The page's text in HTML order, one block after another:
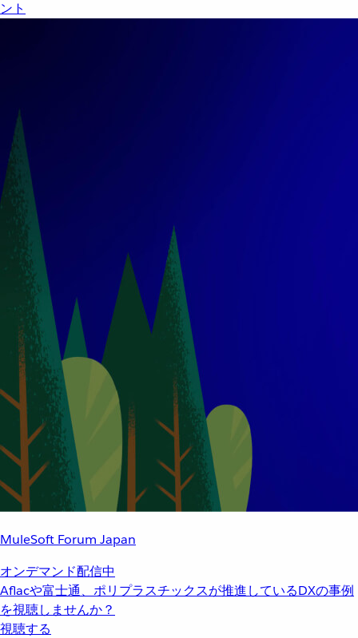
ント
MuleSoft Forum Japan
オンデマンド配信中
Aflacや富士通、ポリプラスチックスが推進しているDXの事例
を視聴しませんか？
視聴する